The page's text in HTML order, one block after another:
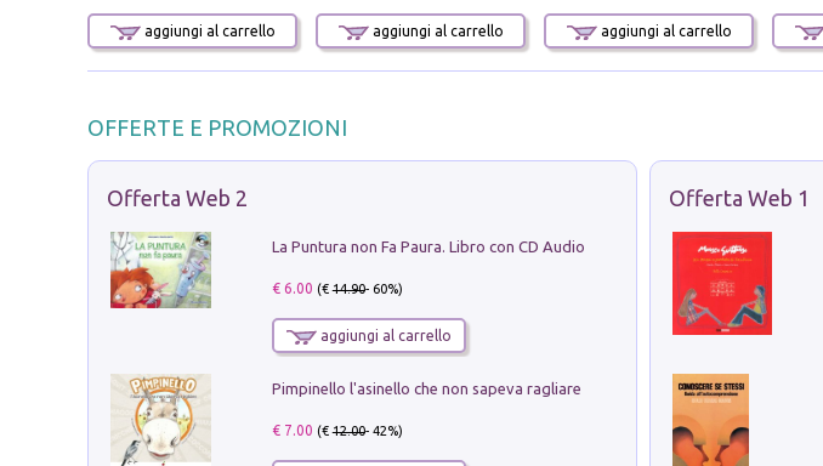
aggiungi al carrello aggiungi al carrello aggiungi al carrello
OFFERTE E PROMOZIONI
Offerta Web 2
La Puntura non Fa Paura. Libro con CD Audio
€ 6.00 (€14.90- 60%)
aggiungi al carrello
Pimpinello l'asinello che non sapeva ragliare
€ 7.00 (€12.00- 42%)
Offerta Web 1